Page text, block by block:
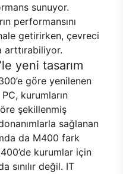
sunuyor.
performansını
getirirken, çevreci
arttırabiliyor.
yeni tasarım
göre yenilenen
kurumların
şekillenmiş
sağlanan
da M400 fark
kurumlar için
sınılır değil. IT